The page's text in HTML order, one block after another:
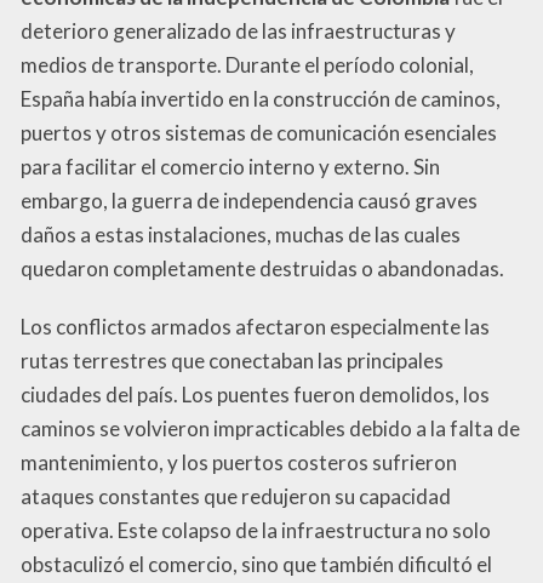
deterioro generalizado de las infraestructuras y
medios de transporte. Durante el período colonial,
España había invertido en la construcción de caminos,
puertos y otros sistemas de comunicación esenciales
para facilitar el comercio interno y externo. Sin
embargo, la guerra de independencia causó graves
daños a estas instalaciones, muchas de las cuales
quedaron completamente destruidas o abandonadas.
Los conflictos armados afectaron especialmente las
rutas terrestres que conectaban las principales
ciudades del país. Los puentes fueron demolidos, los
caminos se volvieron impracticables debido a la falta de
mantenimiento, y los puertos costeros sufrieron
ataques constantes que redujeron su capacidad
operativa. Este colapso de la infraestructura no solo
obstaculizó el comercio, sino que también dificultó el